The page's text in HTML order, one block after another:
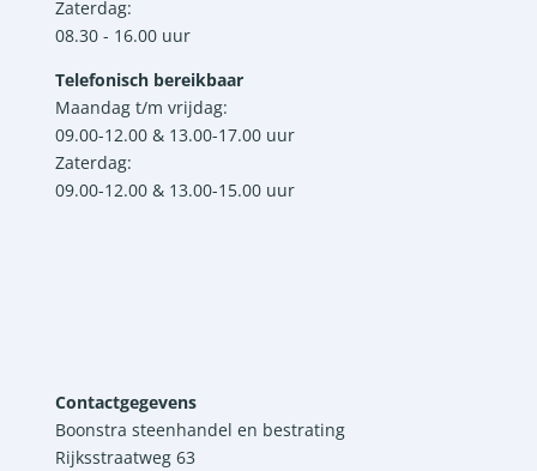
Zaterdag:
08.30 - 16.00 uur
Telefonisch bereikbaar
Maandag t/m vrijdag:
09.00-12.00 & 13.00-17.00 uur
Zaterdag:
09.00-12.00 & 13.00-15.00 uur
Contactgegevens
Boonstra steenhandel en bestrating
Rijksstraatweg 63